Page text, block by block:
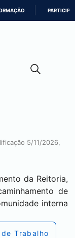
PARTICIPE
5/11/2026,
da Reitoria,
de
interna
de Trabalho